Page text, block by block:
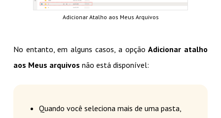
Adicionar Atalho aos Meus Arquivos
No entanto, em alguns casos, a opçãoAdicionar atalho
aos Meus arquivos não está disponível:
Quando você seleciona mais de uma pasta,